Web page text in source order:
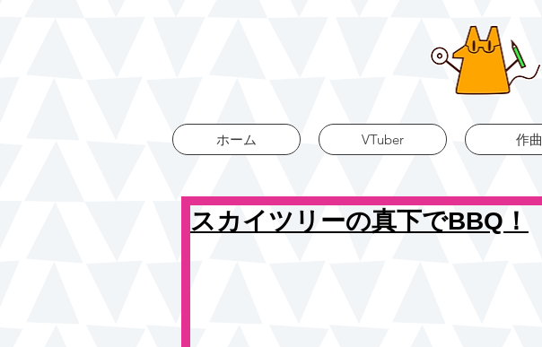
ホーム VTuber 作曲
スカイツリーの真下でBBQ！